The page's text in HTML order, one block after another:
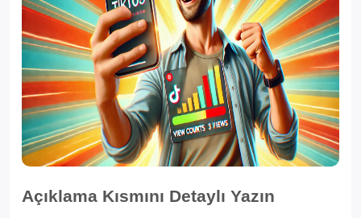
Açıklama Kısmını Detaylı Yazın